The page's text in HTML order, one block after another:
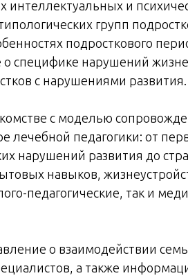
интеллектуальных и
групп
подросткового
о специфике нарушений
с нарушениями развития.
с моделью
лечебной педагогики: от
нарушений развития до
навыков,
педагогические, так и
о взаимодействии
а также